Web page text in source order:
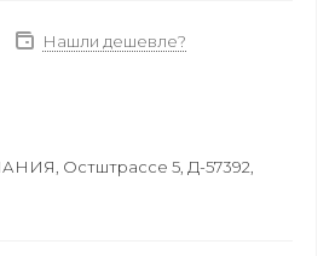
Нашли дешевле?
Остштрассе 5, Д-57392,